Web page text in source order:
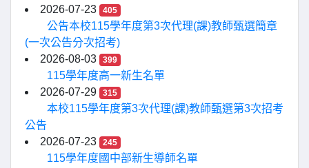
2026-07-23
405
公告本校115學年度第3次代理(課)教師甄選簡章
(一次公告分次招考)
2026-08-03
399
115學年度高一新生名單
2026-07-29
315
本校115學年度第3次代理(課)教師甄選第3次招考
公告
2026-07-23
245
115學年度國中部新生導師名單